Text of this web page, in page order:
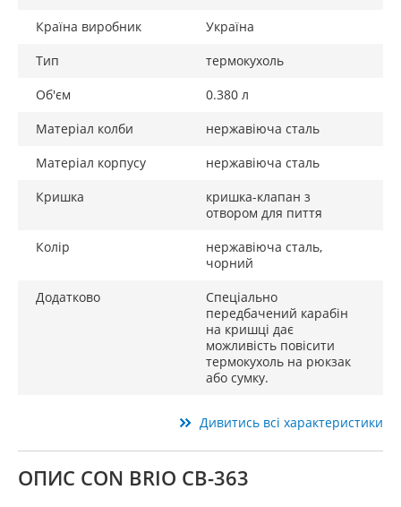
Країна виробник
Україна
Тип
термокухоль
Об'єм
0.380 л
Матеріал колби
нержавіюча сталь
Матеріал корпусу
нержавіюча сталь
Кришка
кришка-клапан з
отвором для пиття
Колір
нержавіюча сталь,
чорний
Додатково
Спеціально
передбачений карабін
на кришці дає
можливість повісити
термокухоль на рюкзак
або сумку.
Дивитись всі характеристики
ОПИС CON BRIO CB-363